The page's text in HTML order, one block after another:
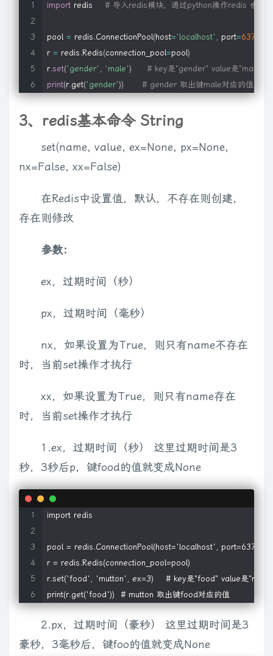
import redis # 导入redis模块，通过python操作redis 也可
pool = redis .ConnectionPool(host= 'localhost' , port=6379
r = redis .Redis(connection_pool=pool)
r.set('gender' , 'male')
# key是"gender" value是"male"
print(r.get('gender')) # gender 取出键male对应的值
3、redis基本命令 String
set(name, value, ex=None, px=None,
nx=False, xx=False)
在Redis中设置值，默认，不存在则创建，
存在则修改
参数：
ex，过期时间（秒）
px，过期时间（毫秒）
nx，如果设置为True，则只有name不存在
时，当前set操作才执行
xx，如果设置为True，则只有name存在
时，当前set操作才执行
1.ex，过期时间（秒） 这里过期时间是3
秒，3秒后p，键food的值就变成None
import redis
pool = redis.ConnectionPool(host='localhost', port=6379,
r = redis.Redis(connection_pool=pool)
r.set('food', 'mutton', ex=3)    # key是"food" value是
print(r.get('food'))  # mutton 取出键food对应的值
2.px，过期时间（豪秒） 这里过期时间是3
豪秒，3毫秒后，键foo的值就变成None